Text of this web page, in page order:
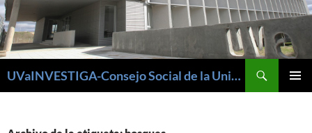
UVaINVESTIGA-Consejo Social de la Universidad de Valladolid